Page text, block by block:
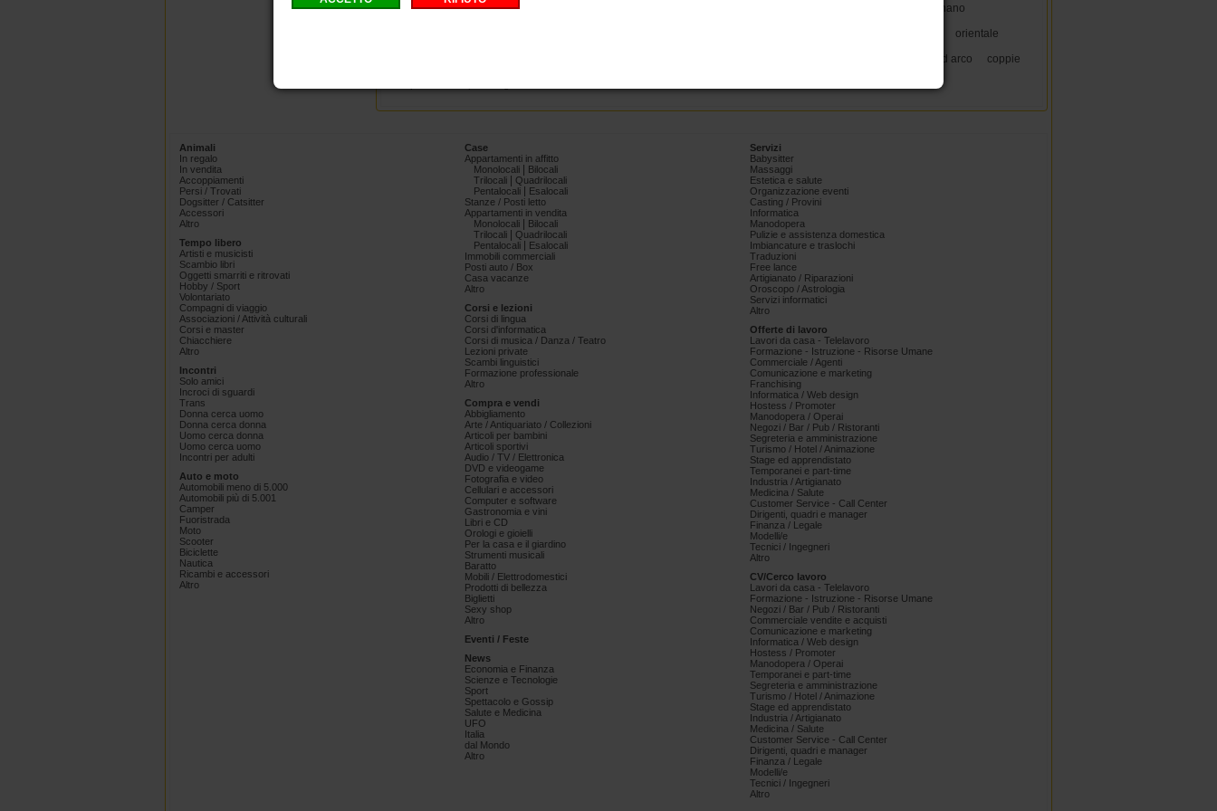
una donna che a tanta voglia di cazzo no a pagamento
agnano
orientale
Pomigliano d arco
coppie
Animali
In regalo
In vendita
Accoppiamenti
Persi / Trovati
Dogsitter / Catsitter
Accessori
Altro
Tempo libero
Artisti e musicisti
Scambio libri
Oggetti smarriti e ritrovati
Hobby / Sport
Volontariato
Compagni di viaggio
Associazioni / Attività culturali
Corsi e master
Chiacchiere
Altro
Incontri
Solo amici
Incroci di sguardi
Trans
Donna cerca uomo
Donna cerca donna
Uomo cerca donna
Uomo cerca uomo
Incontri per adulti
Auto e moto
Automobili meno di 5.000
Automobili più di 5.001
Camper
Fuoristrada
Moto
Scooter
Biciclette
Nautica
Ricambi e accessori
Altro
Case
Appartamenti in affitto
Monolocali
Bilocali
Trilocali
Quadrilocali
Pentalocali
Esalocali
Stanze / Posti letto
Appartamenti in vendita
Monolocali
Bilocali
Trilocali
Quadrilocali
Pentalocali
Esalocali
Immobili commerciali
Posti auto / Box
Casa vacanze
Altro
Corsi e lezioni
Corsi di lingua
Corsi d'informatica
Corsi di musica / Danza / Teatro
Lezioni private
Scambi linguistici
Formazione professionale
Altro
Compra e vendi
Abbigliamento
Arte / Antiquariato / Collezioni
Articoli per bambini
Articoli sportivi
Audio / TV / Elettronica
DVD e videogame
Fotografia e video
Cellulari e accessori
Computer e software
Gastronomia e vini
Libri e CD
Orologi e gioielli
Per la casa e il giardino
Strumenti musicali
Baratto
Mobili / Elettrodomestici
Prodotti di bellezza
Biglietti
Sexy shop
Altro
Eventi / Feste
News
Economia e Finanza
Scienze e Tecnologie
Sport
Spettacolo e Gossip
Salute e Medicina
UFO
Italia
dal Mondo
Altro
Servizi
Babysitter
Massaggi
Estetica e salute
Organizzazione eventi
Casting / Provini
Informatica
Manodopera
Pulizie e assistenza domestica
Imbiancature e traslochi
Traduzioni
Free lance
Artigianato / Riparazioni
Oroscopo / Astrologia
Servizi informatici
Altro
Offerte di lavoro
Lavori da casa - Telelavoro
Formazione - Istruzione - Risorse Umane
Commerciale / Agenti
Comunicazione e marketing
Franchising
Informatica / Web design
Hostess / Promoter
Manodopera / Operai
Negozi / Bar / Pub / Ristoranti
Segreteria e amministrazione
Turismo / Hotel / Animazione
Stage ed apprendistato
Temporanei e part-time
Industria / Artigianato
Medicina / Salute
Customer Service - Call Center
Dirigenti, quadri e manager
Finanza / Legale
Modelli/e
Tecnici / Ingegneri
Altro
CV/Cerco lavoro
Lavori da casa - Telelavoro
Formazione - Istruzione - Risorse Umane
Negozi / Bar / Pub / Ristoranti
Commerciale vendite e acquisti
Comunicazione e marketing
Informatica / Web design
Hostess / Promoter
Manodopera / Operai
Temporanei e part-time
Segreteria e amministrazione
Turismo / Hotel / Animazione
Stage ed apprendistato
Industria / Artigianato
Medicina / Salute
Customer Service - Call Center
Dirigenti, quadri e manager
Finanza / Legale
Modelli/e
Tecnici / Ingegneri
Altro